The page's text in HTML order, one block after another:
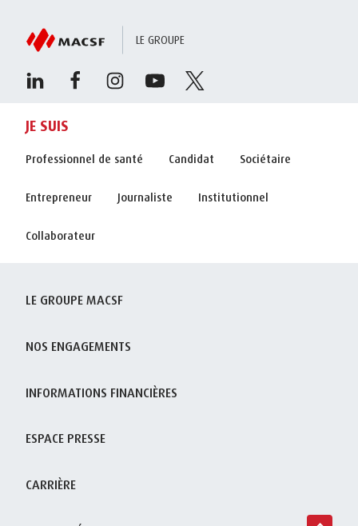
LE GROUPE
JE SUIS
Professionnel de santé Candidat Sociétaire
Entrepreneur Journaliste Institutionnel
Collaborateur
LE GROUPE MACSF
NOS ENGAGEMENTS
INFORMATIONS FINANCIÈRES
ESPACE PRESSE
CARRIÈRE